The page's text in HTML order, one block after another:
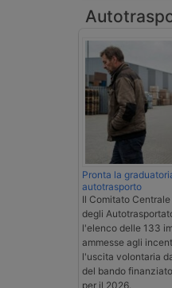
Pronta la
autotrasporto
Il Comitato
degli
l'elenco delle 133
ammesse agli
l'uscita volontaria
del bando
per il 2026.